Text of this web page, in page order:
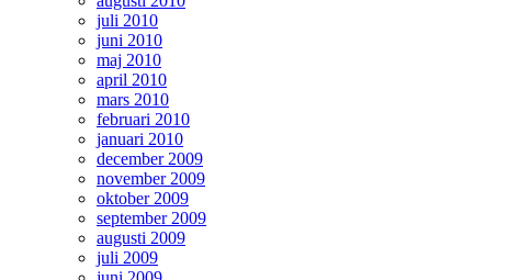
juli 2010
juni 2010
maj 2010
april 2010
mars 2010
februari 2010
januari 2010
december 2009
november 2009
oktober 2009
september 2009
augusti 2009
juli 2009